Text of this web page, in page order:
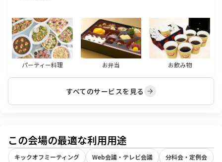
パーティー料理 お弁当 お飲み物
すべてのサービスを見る
この会場の最適な利用用途
キックオフミーティング Web会議・テレビ会議 分科会・定例会